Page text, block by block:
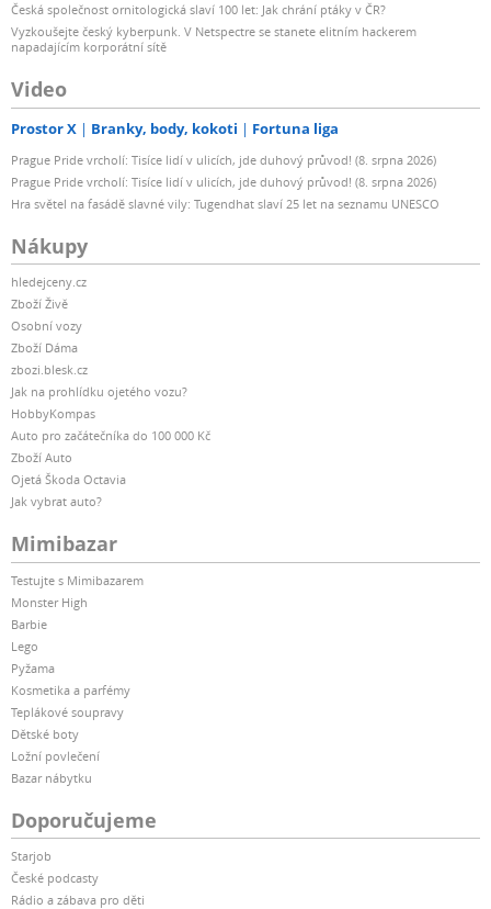
Česká společnost ornitologická slaví 100 let: Jak chrání ptáky v ČR?
Vyzkoušejte český kyberpunk. V Netspectre se stanete elitním hackerem
napadajícím korporátní sítě
Video
Prostor X Branky, body, kokoti Fortuna liga
Prague Pride vrcholí: Tisíce lidí v ulicích, jde duhový průvod! (8. srpna 2026)
Prague Pride vrcholí: Tisíce lidí v ulicích, jde duhový průvod! (8. srpna 2026)
Hra světel na fasádě slavné vily: Tugendhat slaví 25 let na seznamu UNESCO
Nákupy
hledejceny.cz
Zboží Živě
Osobní vozy
Zboží Dáma
zbozi.blesk.cz
Jak na prohlídku ojetého vozu?
HobbyKompas
Auto pro začátečníka do 100 000 Kč
Zboží Auto
Ojetá Škoda Octavia
Jak vybrat auto?
Mimibazar
Testujte s Mimibazarem
Monster High
Barbie
Lego
Pyžama
Kosmetika a parfémy
Teplákové soupravy
Dětské boty
Ložní povlečení
Bazar nábytku
Doporučujeme
Starjob
České podcasty
Rádio a zábava pro děti